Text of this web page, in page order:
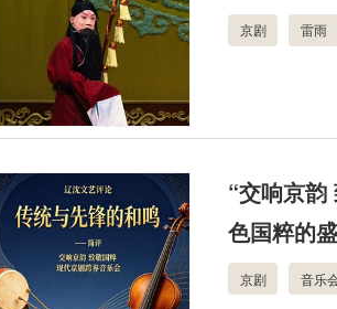
京剧 雷雨
“交响京韵
色国粹的
京剧 音乐